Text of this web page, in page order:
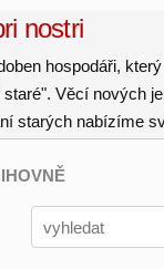
nostri
hospodáři,
Věcí nových
starých nabízíme